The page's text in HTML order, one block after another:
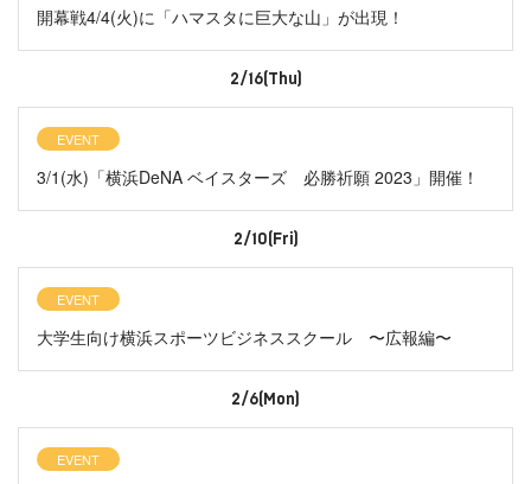
開幕戦4/4(火)に「ハマスタに巨大な山」が出現！
2/16(Thu)
EVENT
3/1(水)「横浜DeNA ベイスターズ 必勝祈願 2023」開催！
2/10(Fri)
EVENT
大学生向け横浜スポーツビジネススクール 〜広報編〜
2/6(Mon)
EVENT